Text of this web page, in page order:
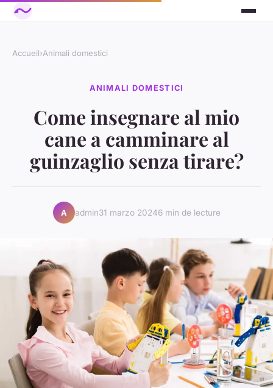
Accueil›Animali domestici
ANIMALI DOMESTICI
Come insegnare al mio
cane a camminare al
guinzaglio senza tirare?
A admin31 marzo 20246 min de lecture